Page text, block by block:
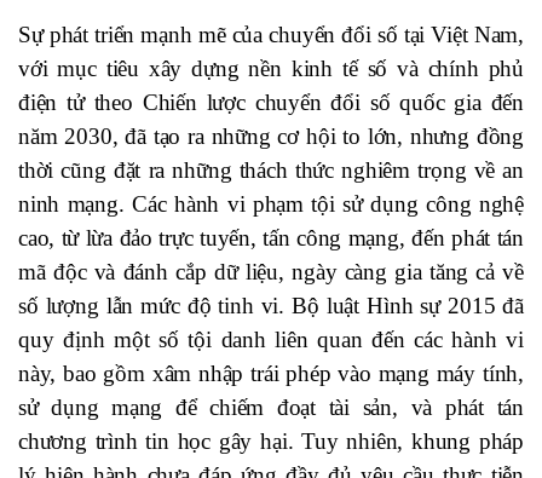
Sự phát triển mạnh mẽ của chuyển đổi số tại Việt Nam,
với mục tiêu xây dựng nền kinh tế số và chính phủ
điện tử theo Chiến lược chuyển đổi số quốc gia đến
năm 2030, đã tạo ra những cơ hội to lớn, nhưng đồng
thời cũng đặt ra những thách thức nghiêm trọng về an
ninh mạng. Các hành vi phạm tội sử dụng công nghệ
cao, từ lừa đảo trực tuyến, tấn công mạng, đến phát tán
mã độc và đánh cắp dữ liệu, ngày càng gia tăng cả về
số lượng lẫn mức độ tinh vi. Bộ luật Hình sự 2015 đã
quy định một số tội danh liên quan đến các hành vi
này, bao gồm xâm nhập trái phép vào mạng máy tính,
sử dụng mạng để chiếm đoạt tài sản, và phát tán
chương trình tin học gây hại. Tuy nhiên, khung pháp